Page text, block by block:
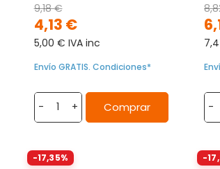
4,13 €
9,18 €
5,00 € IVA inc
Envío GRATIS. Condiciones*
- + Comprar -
-17,35% -